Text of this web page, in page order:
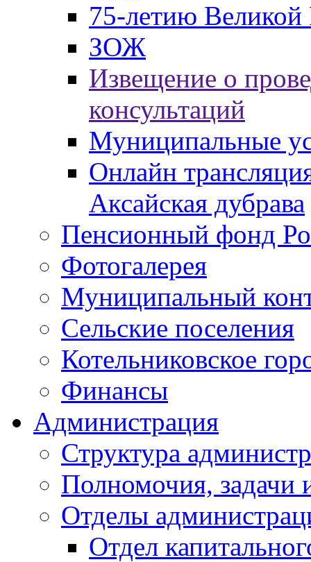
75-летию
ЗОЖ
Извещение о
консультаций
Муниципальные
Онлайн
Аксайская дубрава
Пенсионный фонд
Фотогалерея
Муниципальный
Сельские поселения
Котельниковское
Финансы
Администрация
Структура
Полномочия, задачи
Отделы
Отдел